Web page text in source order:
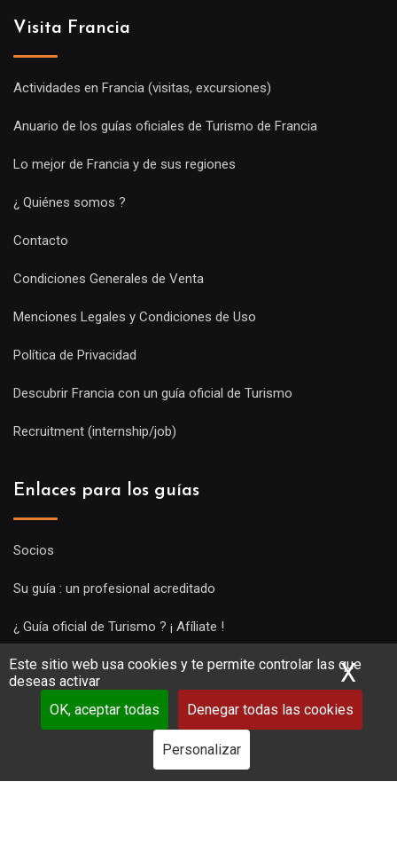
Este sitio web usa cookies y te permite controlar las que
deseas activar
OK, aceptar todas
Denegar todas las cookies
Personalizar
X
Visita Francia
Actividades en Francia (visitas, excursiones)
Anuario de los guías oficiales de Turismo de Francia
Lo mejor de Francia y de sus regiones
¿ Quiénes somos ?
Contacto
Condiciones Generales de Venta
Menciones Legales y Condiciones de Uso
Política de Privacidad
Descubrir Francia con un guía oficial de Turismo
Recruitment (internship/job)
Enlaces para los guías
Socios
Su guía : un profesional acreditado
¿ Guía oficial de Turismo ? ¡ Afíliate !
Subir una visita y empezar a trabajar !